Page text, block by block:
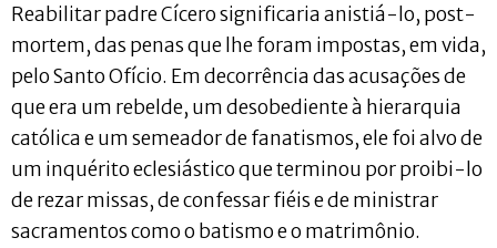
Reabilitar padre Cícero significaria anistiá-lo, post-
mortem, das penas que lhe foram impostas, em vida,
pelo Santo Ofício. Em decorrência das acusações de
que era um rebelde, um desobediente à hierarquia
católica e um semeador de fanatismos, ele foi alvo de
um inquérito eclesiástico que terminou por proibi-lo
de rezar missas, de confessar fiéis e de ministrar
sacramentos como o batismo e o matrimônio.